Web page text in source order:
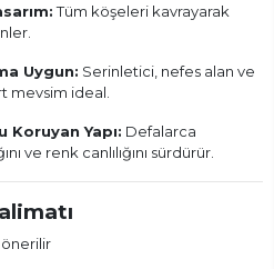
Tüm köşeleri kavrayarak
Uygun: Serinletici, nefes alan ve
mevsim ideal.
Koruyan Yapı: Defalarca
ve renk canlılığını sürdürür.
önerilir